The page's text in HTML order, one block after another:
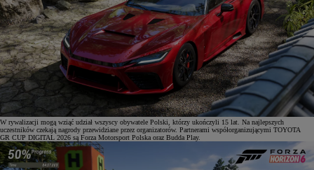
W rywalizacji mogą wziąć udział wszyscy obywatele Polski, którzy ukończyli 15 lat. Na najlepszych
uczestników czekają nagrody przewidziane przez organizatorów. Partnerami współorganizującymi TOYOTA
GR CUP DIGITAL 2026 są Forza Motorsport Polska oraz Budda Play.